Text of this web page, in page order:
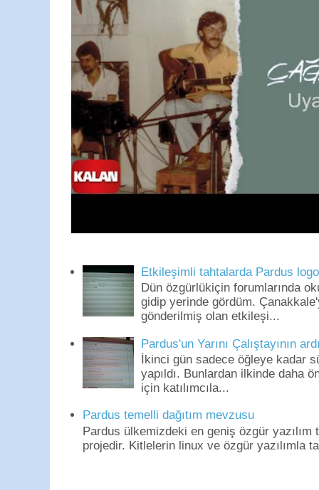
Etkileşimli tahtalarda Pardus
Dün özgürlükiçin forumlarında
gidip yerinde gördüm.
gönderilmiş olan etkileşi...
Pardus'un Yarını Çalıştayının
İkinci gün sadece öğleye kadar
yapıldı. Bunlardan ilkinde daha
için katılımcıla...
Pardus temelli dağıtım mevzusu
Pardus ülkemizdeki en geniş özgür
projedir. Kitlelerin linux ve özgür yazılımla